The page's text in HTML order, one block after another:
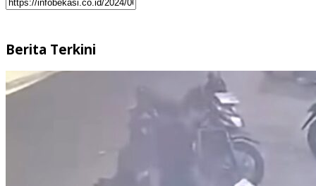
Berita Terkini